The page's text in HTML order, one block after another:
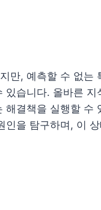
만, 예측할 수 없는
있습니다. 올바른
해결책을 실행할 수
인을 탐구하며, 이